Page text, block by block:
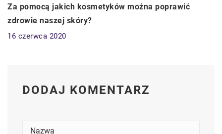
Za pomocą jakich kosmetyków można poprawić
zdrowie naszej skóry?
16 czerwca 2020
DODAJ KOMENTARZ